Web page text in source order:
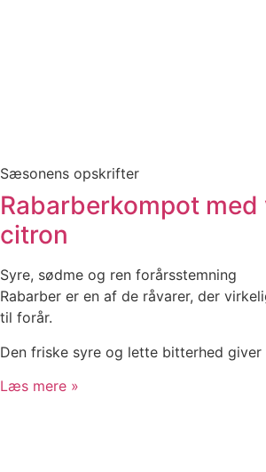
Sæsonens opskrifter
Rabarberkompot med
citron
Syre, sødme og ren forårsstemning
Rabarber er en af de råvarer, der
til forår.
Den friske syre og lette bitterhed
Læs mere »